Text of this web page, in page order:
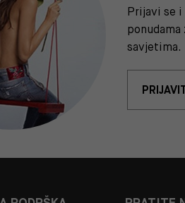
Prijavi se
savjetima.